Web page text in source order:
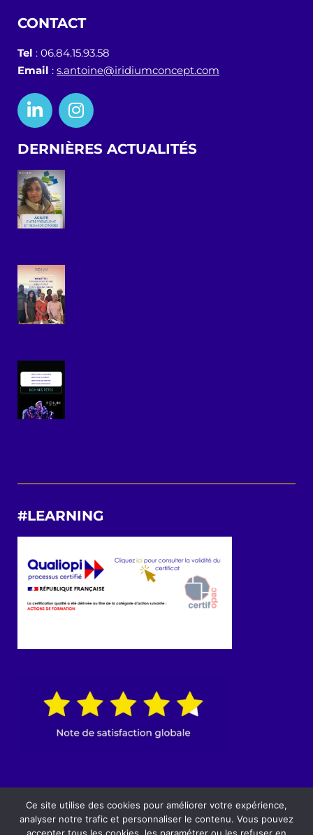
CONTACT
Tel : 06.84.15.93.58
Email : s.antoine@iridiumconcept.com
DERNIÈRES ACTUALITÉS
#LEARNING
© 2022 IRIDIUM Concept | Site réalisé par
agencebam.fr
Ce site utilise des cookies pour améliorer votre expérience,
analyser notre trafic et personnaliser le contenu. Vous pouvez